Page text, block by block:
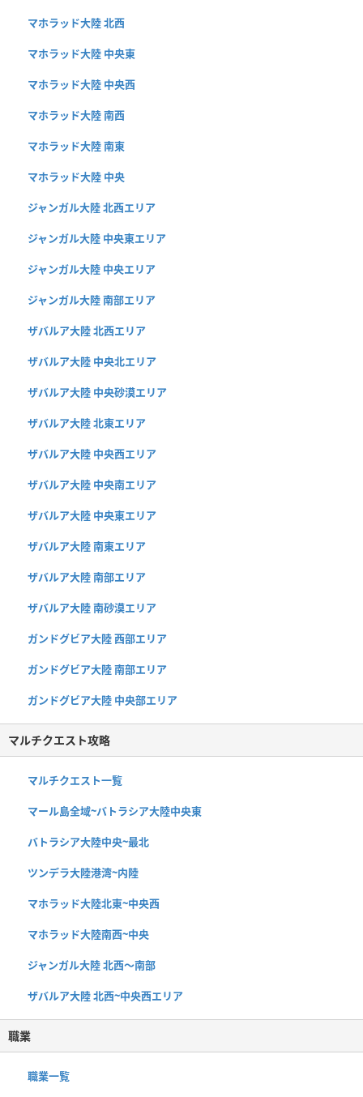
マホラッド大陸 北西
マホラッド大陸 中央東
マホラッド大陸 中央西
マホラッド大陸 南西
マホラッド大陸 南東
マホラッド大陸 中央
ジャンガル大陸 北西エリア
ジャンガル大陸 中央東エリア
ジャンガル大陸 中央エリア
ジャンガル大陸 南部エリア
ザバルア大陸 北西エリア
ザバルア大陸 中央北エリア
ザバルア大陸 中央砂漠エリア
ザバルア大陸 北東エリア
ザバルア大陸 中央西エリア
ザバルア大陸 中央南エリア
ザバルア大陸 中央東エリア
ザバルア大陸 南東エリア
ザバルア大陸 南部エリア
ザバルア大陸 南砂漠エリア
ガンドグビア大陸 西部エリア
ガンドグビア大陸 南部エリア
ガンドグビア大陸 中央部エリア
マルチクエスト攻略
マルチクエスト一覧
マール島全域~バトラシア大陸中央東
バトラシア大陸中央~最北
ツンデラ大陸港湾~内陸
マホラッド大陸北東~中央西
マホラッド大陸南西~中央
ジャンガル大陸 北西〜南部
ザバルア大陸 北西~中央西エリア
職業
職業一覧